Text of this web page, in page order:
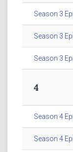
Season 3
Season 3
Season 3
4
Season 4
Season 4